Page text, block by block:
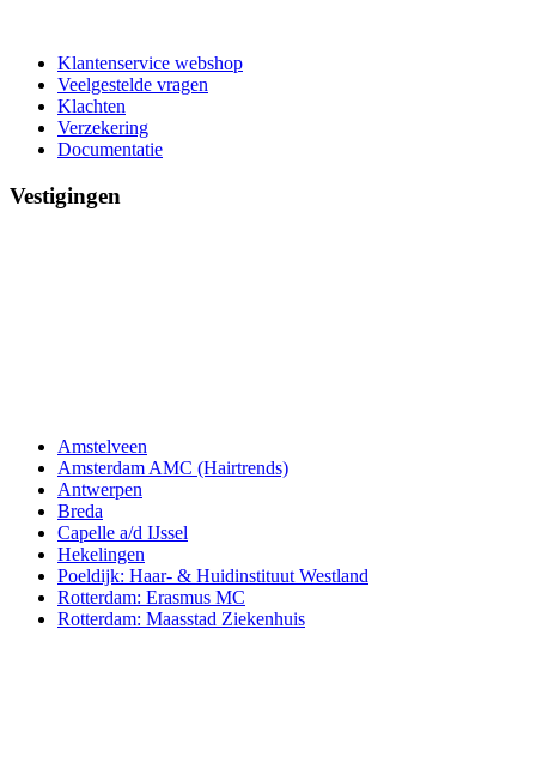
Klantenservice webshop
Veelgestelde vragen
Klachten
Verzekering
Documentatie
Vestigingen
Amstelveen
Amsterdam AMC (Hairtrends)
Antwerpen
Breda
Capelle a/d IJssel
Hekelingen
Poeldijk: Haar- & Huidinstituut Westland
Rotterdam: Erasmus MC
Rotterdam: Maasstad Ziekenhuis